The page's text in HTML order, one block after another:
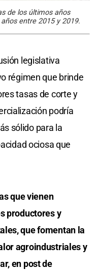
de los últimos años
entre 2015 y 2019.
legislativa
régimen que brinde
tasas de corte y
podría
sólido para la
ociosa que
que vienen
productores y
que fomentan la
agroindustriales y
en post de